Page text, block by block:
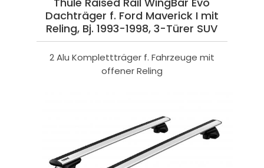
Dachträger f. Ford Maverick I mit
Reling, Bj. 1993-1998, 3-Türer SUV
2 Alu Komplettträger f. Fahrzeuge mit
offener Reling